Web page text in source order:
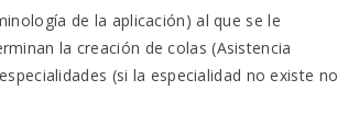
de la aplicación) al que se le
la creación de colas (Asistencia
(si la especialidad no existe no